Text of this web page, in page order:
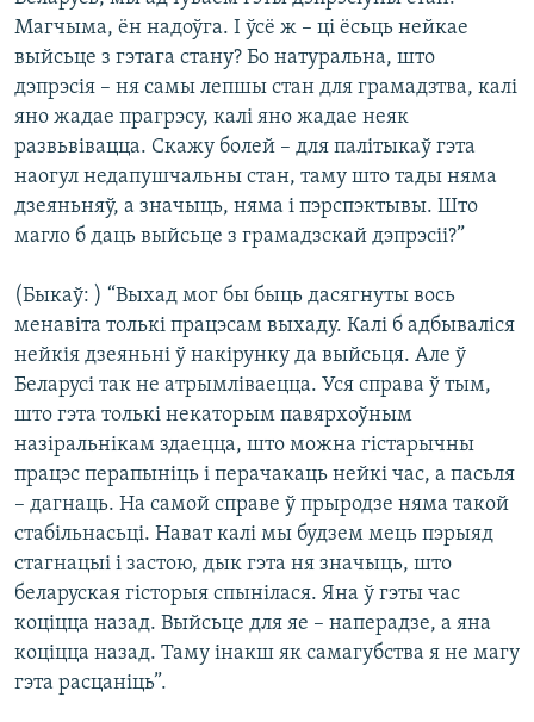
Магчыма, ён надоўга. І ўсё ж – ці ёсьць нейкае
выйсьце з гэтага стану? Бо натуральна, што
дэпрэсія – ня самы лепшы стан для грамадзтва, калі
яно жадае прагрэсу, калі яно жадае неяк
развьвівацца. Скажу болей – для палітыкаў гэта
наогул недапушчальны стан, таму што тады няма
дзеяньняў, а значыць, няма і пэрспэктывы. Што
магло б даць выйсьце з грамадзскай дэпрэсіі?”
(Быкаў: ) “Выхад мог бы быць дасягнуты вось
менавіта толькі працэсам выхаду. Калі б адбываліся
нейкія дзеяньні ў накірунку да выйсьця. Але ў
Беларусі так не атрымліваецца. Уся справа ў тым,
што гэта толькі некаторым павярхоўным
назіральнікам здаецца, што можна гістарычны
працэс перапыніць і перачакаць нейкі час, а пасьля
– дагнаць. На самой справе ў прыродзе няма такой
стабільнасьці. Нават калі мы будзем мець пэрыяд
стагнацыі і застою, дык гэта ня значыць, што
беларуская гісторыя спынілася. Яна ў гэты час
коціцца назад. Выйсьце для яе – наперадзе, а яна
коціцца назад. Таму інакш як самагубства я не магу
гэта расцаніць”.